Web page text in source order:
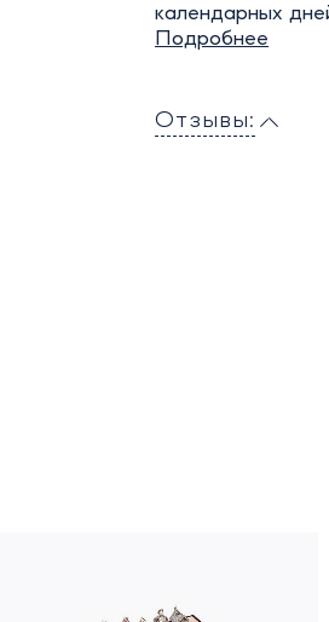
календарных
Подробнее
Отзывы: